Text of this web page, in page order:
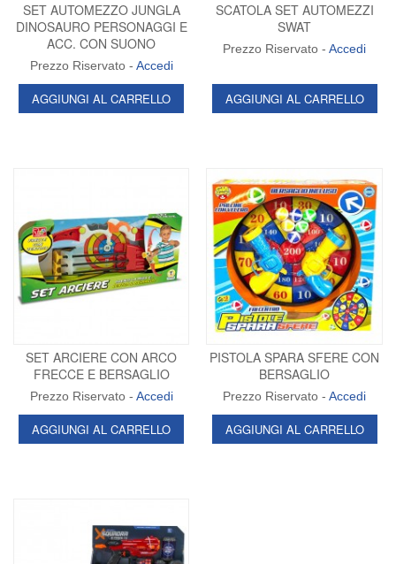
SET AUTOMEZZO JUNGLA
DINOSAURO PERSONAGGI E
ACC. CON SUONO
Prezzo Riservato - Accedi
AGGIUNGI AL CARRELLO
SCATOLA SET AUTOMEZZI
SWAT
Prezzo Riservato -Accedi
AGGIUNGI AL CARRELLO
SET ARCIERE CON ARCO
FRECCE E BERSAGLIO
Prezzo Riservato - Accedi
AGGIUNGI AL CARRELLO
PISTOLA SPARA SFERE CON
BERSAGLIO
Prezzo Riservato -Accedi
AGGIUNGI AL CARRELLO